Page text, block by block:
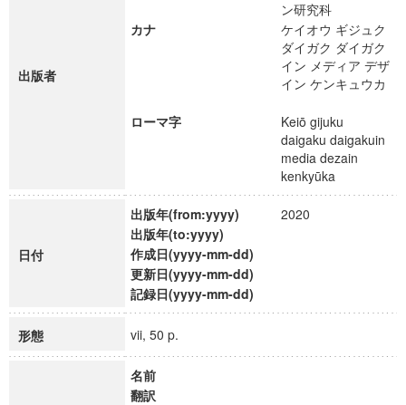
出版者
ン研究科
カナ
ケイオウ ギジュク
ダイガク ダイガク
イン メディア デザ
イン ケンキュウカ
ローマ字
Keiō gijuku
daigaku daigakuin
media dezain
kenkyūka
日付
出版年(from:yyyy)
2020
出版年(to:yyyy)
作成日(yyyy-mm-dd)
更新日(yyyy-mm-dd)
記録日(yyyy-mm-dd)
形態 vii, 50 p.
名前
翻訳